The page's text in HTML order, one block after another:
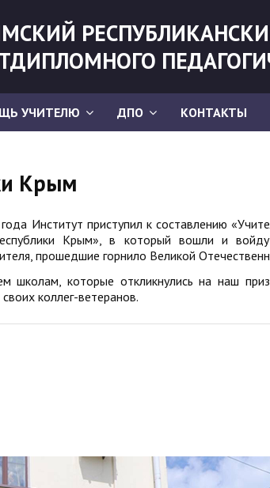
УЧИТЕЛЮ ДПО КОНТАКТЫ
Крым
Институт приступил к составлению
Крым», в который вошли и
прошедшие горнило Великой
школам, которые откликнулись на наш
коллег-ветеранов.